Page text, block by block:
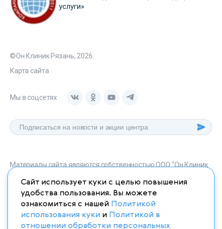
услуги»
©Он Клиник Рязань, 2026.
Карта сайта
Мы в соцсетях
Материалы сайта являются собственностью ООО "Он Клиник
onclinic-ryazan.ru запрещено в соответствии со статьей 1259
ГК. РФ.
Сайт использует куки с целью повышения
удобства пользования. Вы можете
ознакомиться с нашей Политикой
использования куки и Политикой в
отношении обработки персональных